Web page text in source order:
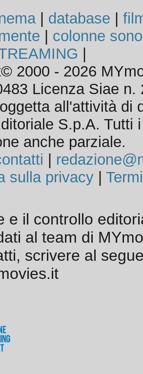
| database
colonne
2000 - 2026
Licenza Siae n.
all'attività di
S.p.A. Tutti
anche parziale.
sulla privacy|
e il controllo
al team di
scrivere al